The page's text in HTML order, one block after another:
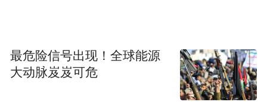
未来实训领域的经验与愿景。她表示：“技术
发展正迅速改变工作方式，全球职业教育体
系必须随之进步。新西兰的优势主要通过我
最危险信号出现！全球能源
大动脉岌岌可危